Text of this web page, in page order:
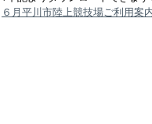
６月平川市陸上競技場ご利用案